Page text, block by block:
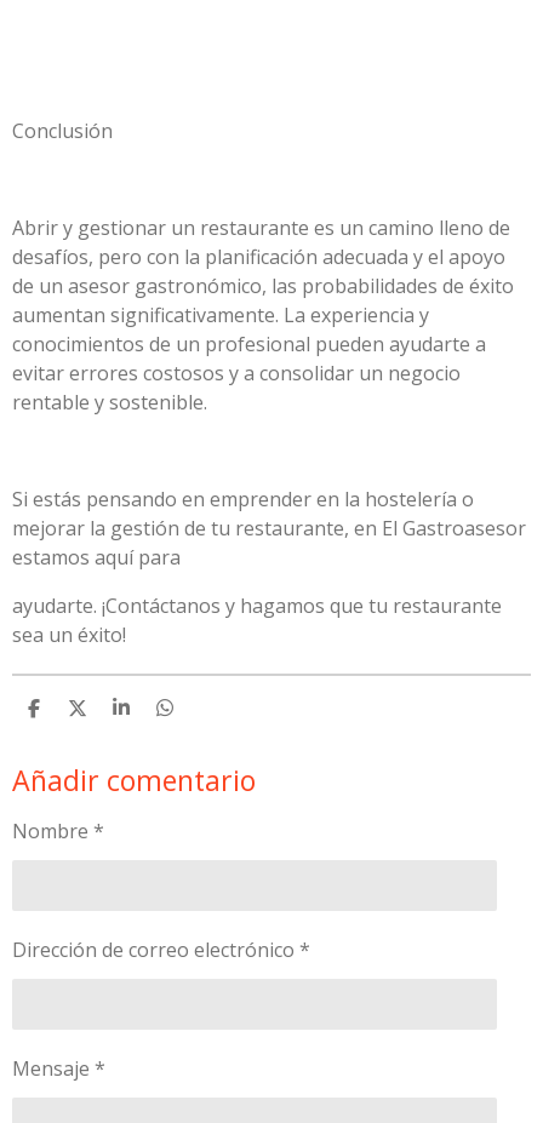
Conclusión
Abrir y gestionar un restaurante es un camino lleno de
desafíos, pero con la planificación adecuada y el apoyo
de un asesor gastronómico, las probabilidades de éxito
aumentan significativamente. La experiencia y
conocimientos de un profesional pueden ayudarte a
evitar errores costosos y a consolidar un negocio
rentable y sostenible.
Si estás pensando en emprender en la hostelería o
mejorar la gestión de tu restaurante, en El Gastroasesor
estamos aquí para
ayudarte. ¡Contáctanos y hagamos que tu restaurante
sea un éxito!
C
p
a
t
C
p
a
t
C
p
a
C
p
a
Añadir comentario
Nombre *
Dirección de correo electrónico *
Mensaje *